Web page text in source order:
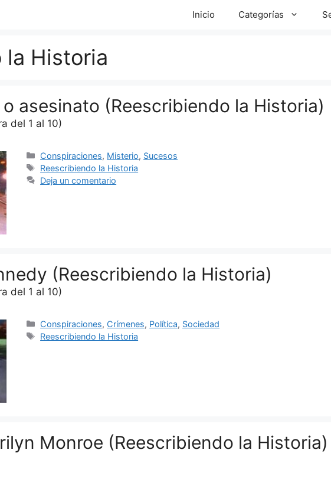
Inicio Categorías
la Historia
asesinato (Reescribiendo la Historia)
del 1 al 10)
Categorías
Conspiraciones, Misterio, Sucesos
Etiquetas
Reescribiendo la Historia
Deja un comentario
(Reescribiendo la Historia)
del 1 al 10)
Categorías
Conspiraciones, Crímenes, Política, Sociedad
Etiquetas
Reescribiendo la Historia
Monroe (Reescribiendo la Historia)